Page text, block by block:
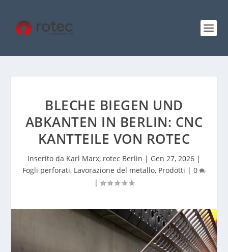
BLECHE BIEGEN UND
ABKANTEN IN BERLIN: CNC
KANTTEILE VON ROTEC
Inserito da Karl Marx, rotec Berlin | Gen 27, 2026 |
Fogli perforati, Lavorazione del metallo, Prodotti | 0
|